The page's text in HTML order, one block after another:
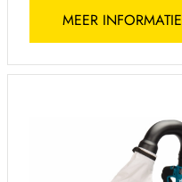
MEER INFORMATIE